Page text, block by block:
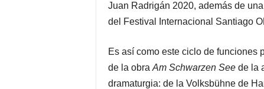
Juan Radrigán 2020, además de
del Festival Internacional Santiago
Es así como este ciclo de funciones
de la obra Am Schwarzen Seede la
dramaturgia: de la Volksbühne de